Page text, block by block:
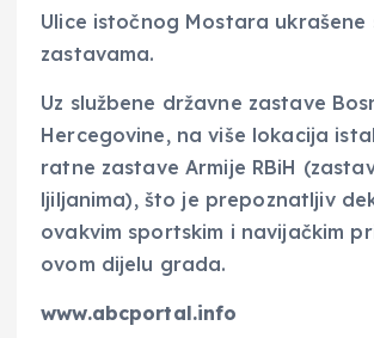
Ulice istočnog Mostara ukrašene
zastavama.
Uz službene državne zastave
Hercegovine, na više lokacija
ratne zastave Armije RBiH
ljiljanima), što je prepoznatljiv
ovakvim sportskim i navijačkim
ovom dijelu grada.
www.abcportal.info